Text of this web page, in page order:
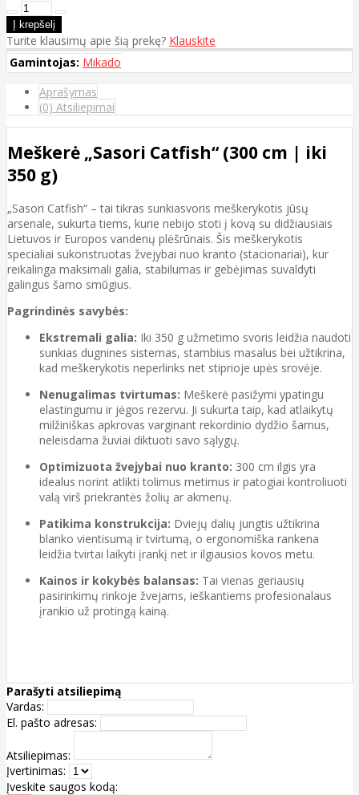
Turite klausimų apie šią prekę? Klauskite
Gamintojas: Mikado
Aprašymas
(0) Atsiliepimai
Meškerė „Sasori Catfish“ (300 cm | iki
350 g)
„Sasori Catfish“ – tai tikras sunkiasvoris meškerykotis jūsų
arsenale, sukurta tiems, kurie nebijo stoti į kovą su didžiausiais
Lietuvos ir Europos vandenų plėšrūnais. Šis meškerykotis
specialiai sukonstruotas žvejybai nuo kranto (stacionariai), kur
reikalinga maksimali galia, stabilumas ir gebėjimas suvaldyti
galingus šamo smūgius.
Pagrindinės savybės:
Ekstremali galia: Iki 350 g užmetimo svoris leidžia naudoti
sunkias dugnines sistemas, stambius masalus bei užtikrina,
kad meškerykotis neperlinks net stiprioje upės srovėje.
Nenugalimas tvirtumas: Meškerė pasižymi ypatingu
elastingumu ir jėgos rezervu. Ji sukurta taip, kad atlaikytų
milžiniškas apkrovas varginant rekordinio dydžio šamus,
neleisdama žuviai diktuoti savo sąlygų.
Optimizuota žvejybai nuo kranto: 300 cm ilgis yra
idealus norint atlikti tolimus metimus ir patogiai kontroliuoti
valą virš priekrantės žolių ar akmenų.
Patikima konstrukcija: Dviejų dalių jungtis užtikrina
blanko vientisumą ir tvirtumą, o ergonomiška rankena
leidžia tvirtai laikyti įrankį net ir ilgiausios kovos metu.
Kainos ir kokybės balansas: Tai vienas geriausių
pasirinkimų rinkoje žvejams, ieškantiems profesionalaus
įrankio už protingą kainą.
Parašyti atsiliepimą
Vardas:
El. pašto adresas:
Atsiliepimas:
Įvertinimas:
Įveskite saugos kodą: